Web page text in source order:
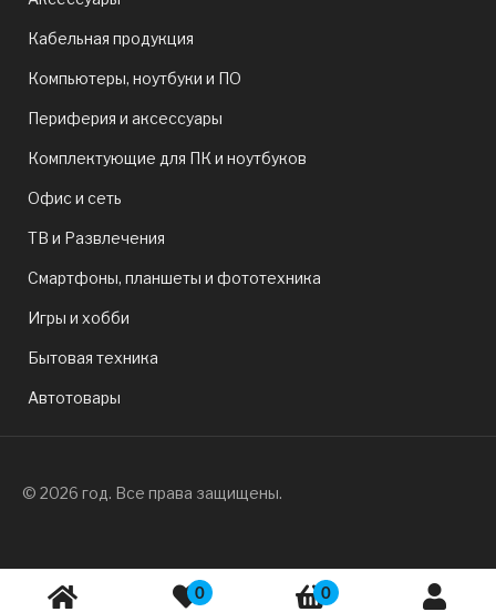
0 0
Кабельная продукция
Компьютеры, ноутбуки и ПО
Периферия и аксессуары
Комплектующие для ПК и ноутбуков
Офис и сеть
ТВ и Развлечения
Смартфоны, планшеты и фототехника
Игры и хобби
Бытовая техника
Автотовары
© 2026 год. Все права защищены.